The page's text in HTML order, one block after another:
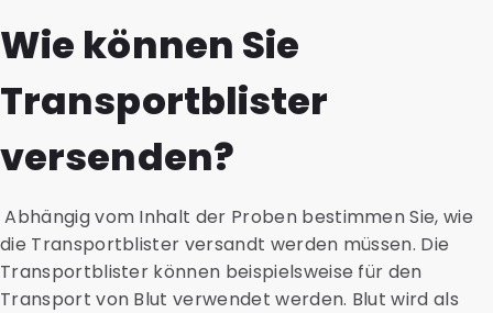
Wie können Sie
Transportblister
versenden?
Abhängig vom Inhalt der Proben bestimmen Sie, wie
die Transportblister versandt werden müssen. Die
Transportblister können beispielsweise für den
Transport von Blut verwendet werden. Blut wird als